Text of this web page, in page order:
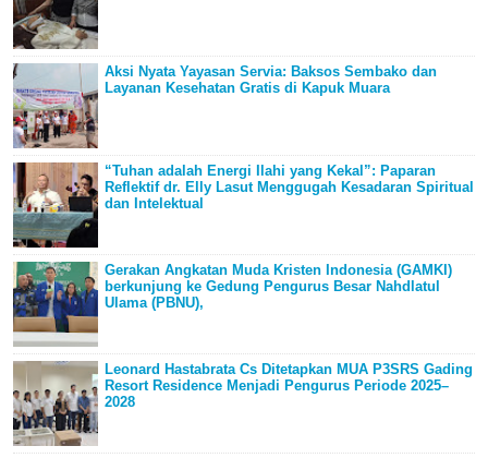
Aksi Nyata Yayasan Servia: Baksos Sembako dan
Layanan Kesehatan Gratis di Kapuk Muara
“Tuhan adalah Energi Ilahi yang Kekal”: Paparan
Reflektif dr. Elly Lasut Menggugah Kesadaran Spiritual
dan Intelektual
Gerakan Angkatan Muda Kristen Indonesia (GAMKI)
berkunjung ke Gedung Pengurus Besar Nahdlatul
Ulama (PBNU),
Leonard Hastabrata Cs Ditetapkan MUA P3SRS Gading
Resort Residence Menjadi Pengurus Periode 2025–
2028